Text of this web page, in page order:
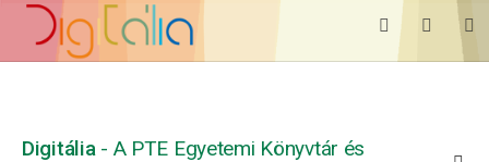
Digitália - A PTE Egyetemi Könyvtár és